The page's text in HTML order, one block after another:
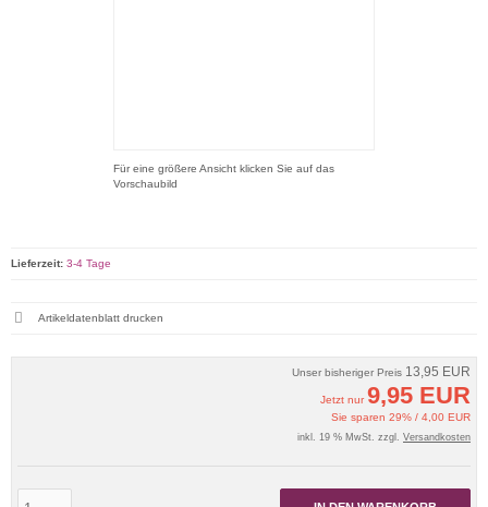
Für eine größere Ansicht klicken Sie auf das
Vorschaubild
Unser bisheriger Preis 13,95 EUR
Jetzt nur9,95 EUR
Sie sparen 29% / 4,00 EUR
inkl. 19 % MwSt. zzgl. Versandkosten
Lieferzeit: 3-4 Tage
Artikeldatenblatt drucken